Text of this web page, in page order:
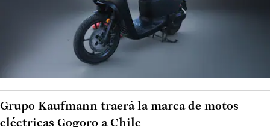
Grupo Kaufmann traerá la marca de motos
eléctricas Gogoro a Chile